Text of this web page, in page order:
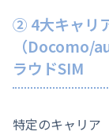
② 4大キャリ
（Docomo/
ラウドSIM
特定のキャリア